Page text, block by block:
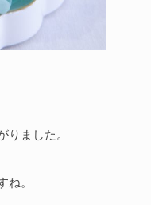
ました。
。